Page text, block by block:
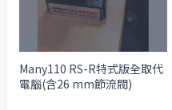
Many110 RS-R特式版全取代
電腦(含26 mm節流閥)